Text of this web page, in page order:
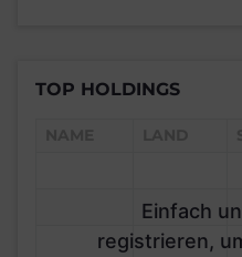
TOP HOLDINGS
Einfach
registrieren,